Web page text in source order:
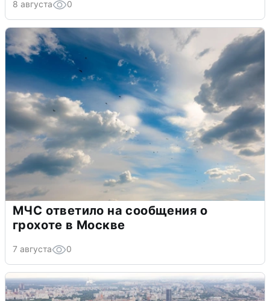
8 августа 0
МЧС ответило на сообщения о
грохоте в Москве
7 августа 0